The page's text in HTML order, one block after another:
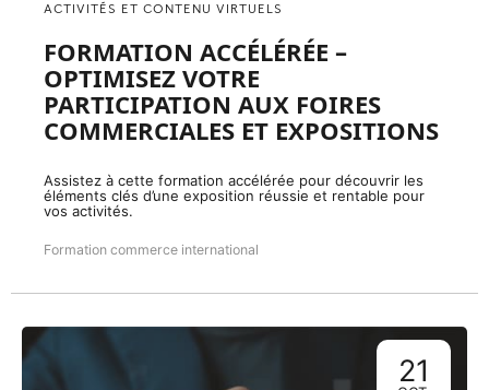
ACTIVITÉS ET CONTENU VIRTUELS
FORMATION ACCÉLÉRÉE –
OPTIMISEZ VOTRE
PARTICIPATION AUX FOIRES
COMMERCIALES ET EXPOSITIONS
Assistez à cette formation accélérée pour découvrir les
éléments clés d’une exposition réussie et rentable pour
vos activités.
Formation commerce international
21